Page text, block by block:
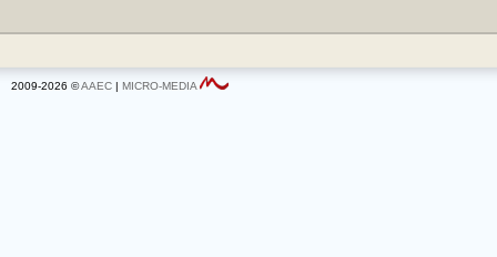
2009-2026 ©AAEC | MICRO-MEDIA